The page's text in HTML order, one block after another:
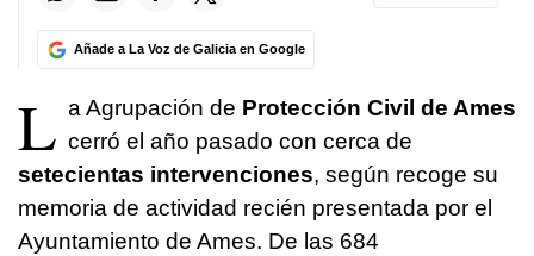
Añade a La Voz de Galicia en Google
L a Agrupación de Protección Civil de Ames
cerró el año pasado con cerca de
setecientas intervenciones, según recoge su
memoria de actividad recién presentada por el
Ayuntamiento de Ames. De las 684